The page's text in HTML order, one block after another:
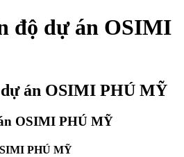
độ dự án OSIMI
án OSIMI PHÚ MỸ
OSIMI PHÚ MỸ
PHÚ MỸ